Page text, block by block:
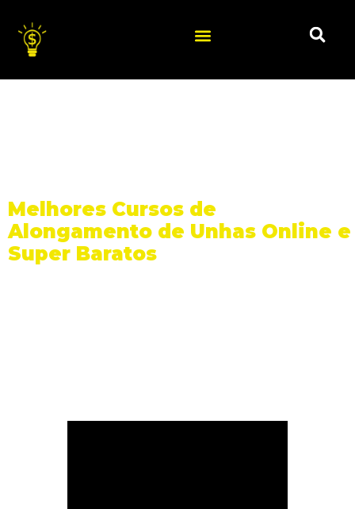
Melhores Cursos de
Alongamento de Unhas Online e
Super Baratos